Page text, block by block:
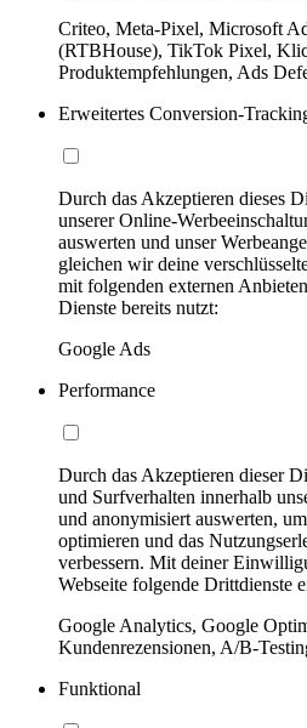
Criteo, Meta-Pixel, Microsoft
(RTBHouse), TikTok Pixel,
Produktempfehlungen, Ads
Erweitertes Conversion-
Durch das Akzeptieren dieses
unserer Online-
auswerten und unser
gleichen wir deine
mit folgenden externen
Dienste bereits nutzt:
Google Ads
Performance
Durch das Akzeptieren dieser
und Surfverhalten innerhalb
und anonymisiert auswerten,
optimieren und das
verbessern. Mit deiner
Webseite folgende Drittdienste
Google Analytics, Google
Kundenrezensionen, A/B-
Funktional